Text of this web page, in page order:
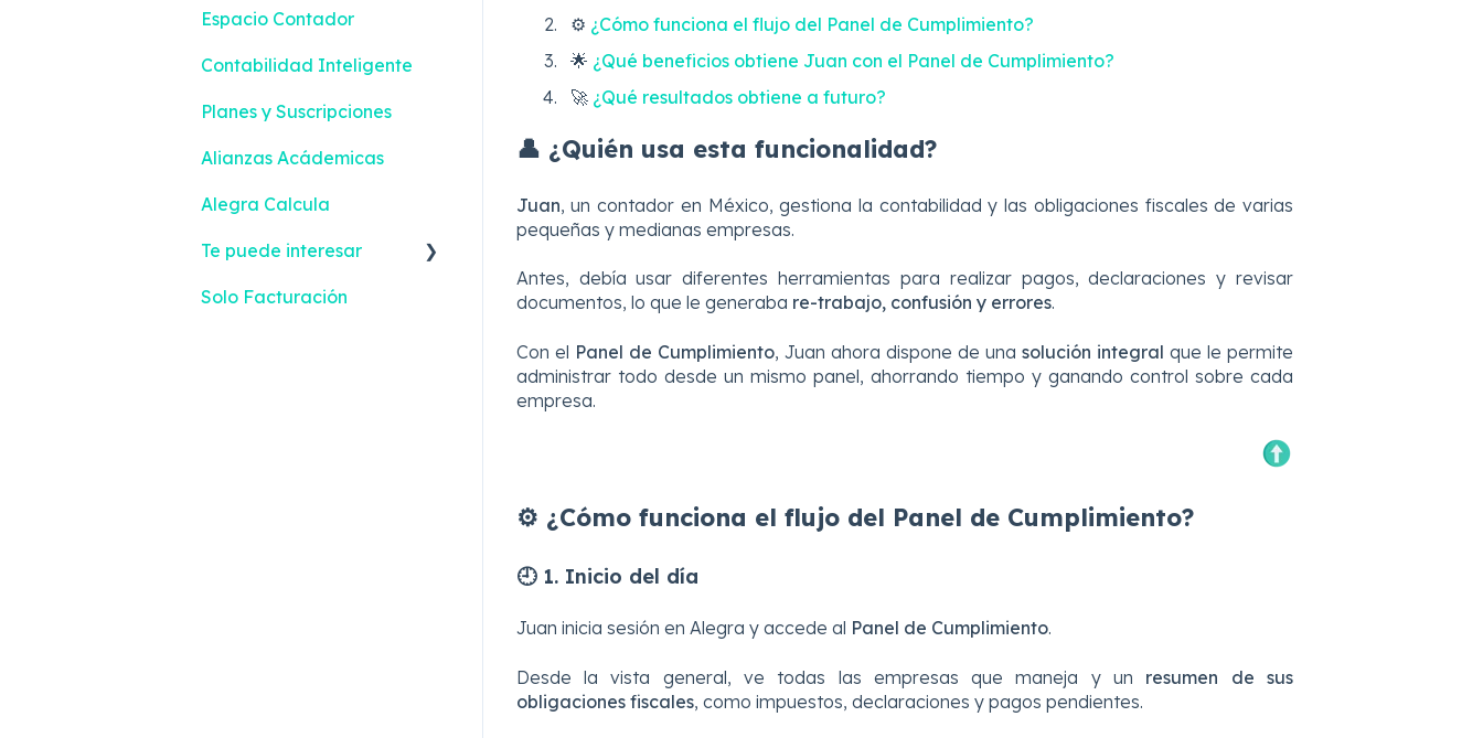
⚙️ ¿Cómo funciona el flujo del Panel de Cumplimiento?
🌟 ¿Qué beneficios obtiene Juan con el Panel de Cumplimiento?
🚀 ¿Qué resultados obtiene a futuro?
👤 ¿Quién usa esta funcionalidad?
Juan, un contador en México, gestiona la contabilidad y las obligaciones fiscales de varias
pequeñas y medianas empresas.
Antes, debía usar diferentes herramientas para realizar pagos, declaraciones y revisar
documentos, lo que le generaba re-trabajo, confusión y errores.
Con el Panel de Cumplimiento, Juan ahora dispone de una solución integral que le permite
administrar todo desde un mismo panel, ahorrando tiempo y ganando control sobre cada
empresa.
⚙️ ¿Cómo funciona el flujo del Panel de Cumplimiento?
🕘 1. Inicio del día
Juan inicia sesión en Alegra y accede al Panel de Cumplimiento.
Desde la vista general, ve todas las empresas que maneja y un resumen de sus
obligaciones fiscales, como impuestos, declaraciones y pagos pendientes.
Espacio Contador
Contabilidad Inteligente
Planes y Suscripciones
Alianzas Acádemicas
Alegra Calcula
Te puede interesar
Facturación Electrónica
Solo Facturación